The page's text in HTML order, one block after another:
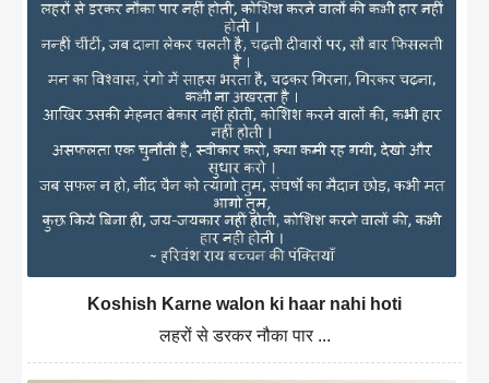
Koshish Karne walon ki haar nahi hoti
लहरों से डरकर नौका पार ...